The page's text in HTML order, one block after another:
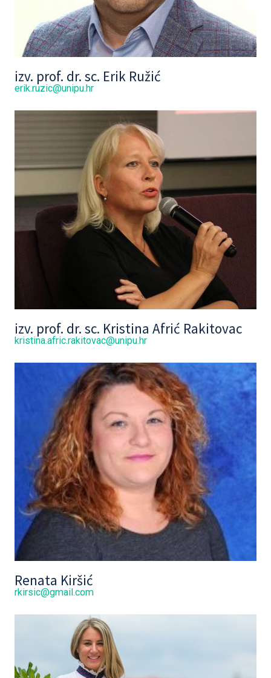
izv. prof. dr. sc. Erik Ružić
erik.ruzic@unipu.hr
izv. prof. dr. sc. Kristina Afrić Rakitovac
kristina.afric.rakitovac@unipu.hr
Renata Kiršić
rkirsic@gmail.com